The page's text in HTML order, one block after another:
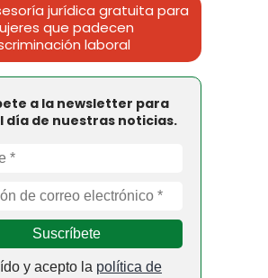
jurídica gratuita para
que padecen
laboral
a la newsletter para
día de nuestras noticias.
y acepto la política de